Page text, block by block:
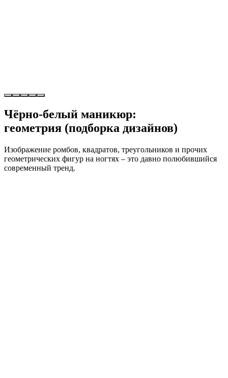
Чёрно-белый маникюр:
геометрия (подборка дизайнов)
Изображение ромбов, квадратов, треугольников и прочих
геометрических фигур на ногтях – это давно полюбившийся
современный тренд.